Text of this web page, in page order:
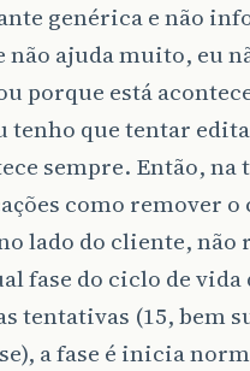
genérica e não
não ajuda muito, eu
porque está
tenho que tentar
sempre. Então,
como remover o
lado do cliente,
fase do ciclo de vida
tentativas (15, bem
a fase é inicia